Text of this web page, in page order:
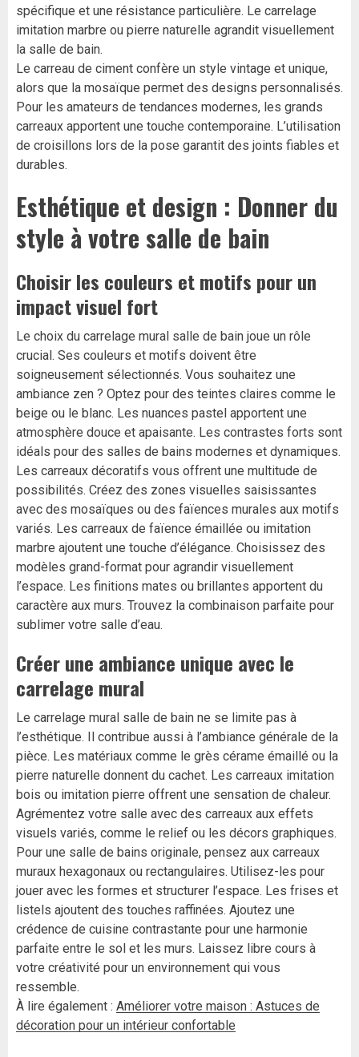
spécifique et une résistance particulière. Le carrelage
imitation marbre ou pierre naturelle agrandit visuellement
la salle de bain.
Le carreau de ciment confère un style vintage et unique,
alors que la mosaïque permet des designs personnalisés.
Pour les amateurs de tendances modernes, les grands
carreaux apportent une touche contemporaine. L’utilisation
de croisillons lors de la pose garantit des joints fiables et
durables.
Esthétique et design : Donner du
style à votre salle de bain
Choisir les couleurs et motifs pour un
impact visuel fort
Le choix du carrelage mural salle de bain joue un rôle
crucial. Ses couleurs et motifs doivent être
soigneusement sélectionnés. Vous souhaitez une
ambiance zen ? Optez pour des teintes claires comme le
beige ou le blanc. Les nuances pastel apportent une
atmosphère douce et apaisante. Les contrastes forts sont
idéals pour des salles de bains modernes et dynamiques.
Les carreaux décoratifs vous offrent une multitude de
possibilités. Créez des zones visuelles saisissantes
avec des mosaïques ou des faïences murales aux motifs
variés. Les carreaux de faïence émaillée ou imitation
marbre ajoutent une touche d’élégance. Choisissez des
modèles grand-format pour agrandir visuellement
l’espace. Les finitions mates ou brillantes apportent du
caractère aux murs. Trouvez la combinaison parfaite pour
sublimer votre salle d’eau.
Créer une ambiance unique avec le
carrelage mural
Le carrelage mural salle de bain ne se limite pas à
l’esthétique. Il contribue aussi à l’ambiance générale de la
pièce. Les matériaux comme le grès cérame émaillé ou la
pierre naturelle donnent du cachet. Les carreaux imitation
bois ou imitation pierre offrent une sensation de chaleur.
Agrémentez votre salle avec des carreaux aux effets
visuels variés, comme le relief ou les décors graphiques.
Pour une salle de bains originale, pensez aux carreaux
muraux hexagonaux ou rectangulaires. Utilisez-les pour
jouer avec les formes et structurer l’espace. Les frises et
listels ajoutent des touches raffinées. Ajoutez une
crédence de cuisine contrastante pour une harmonie
parfaite entre le sol et les murs. Laissez libre cours à
votre créativité pour un environnement qui vous
ressemble.
À lire également : Améliorer votre maison : Astuces de
décoration pour un intérieur confortable